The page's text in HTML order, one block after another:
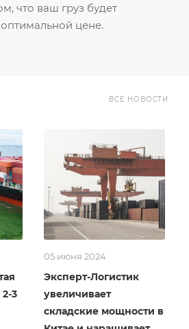
что ваш груз будет
цене.
ВСЕ НОВОСТИ
3
05 июня 2024
Эксперт-Логистик
увеличивает
складские мощности в